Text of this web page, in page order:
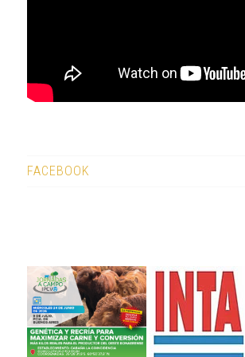
FACEBOOK